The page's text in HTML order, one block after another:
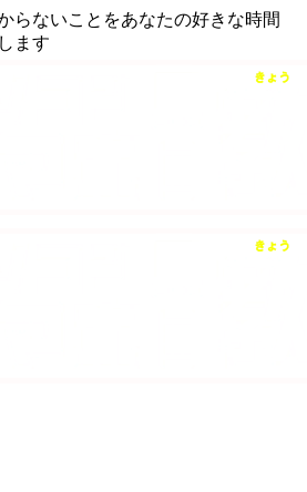
らないことをあなたの好きな時間
ます